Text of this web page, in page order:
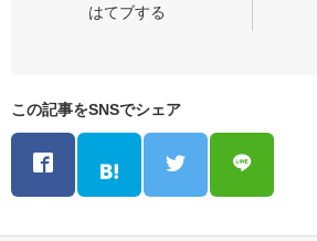
この記事をSNSでシェア